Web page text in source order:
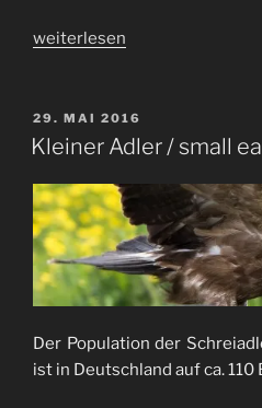
„Heimlicher
reclusive
stork“
weiterlesen
VERÖFFENTLICHT
AM
29. MAI 2016
Kleiner Adler / small
Der Population der
ist in Deutschland auf ca.